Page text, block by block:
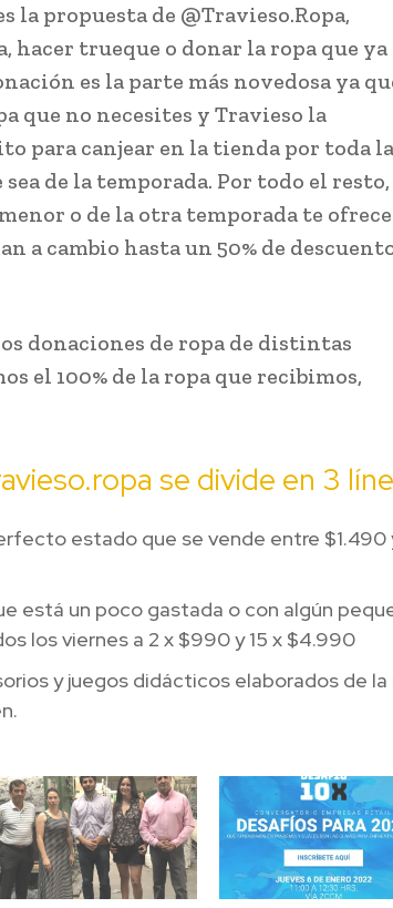
la propuesta de @Travieso.Ropa,
hacer trueque o donar la ropa que ya
es la parte más novedosa ya
que no necesites y Travieso la
para canjear en la tienda por toda la
sea de la temporada. Por todo el resto,
o de la otra temporada te
a cambio hasta un 50% de
donaciones de ropa de distintas
el 100% de la ropa que recibimos,
se divide en 3
estado que se vende entre $1.490
está un poco gastada o con algún
los viernes a 2 x $990 y 15 x $4.990
y juegos didácticos elaborados de la